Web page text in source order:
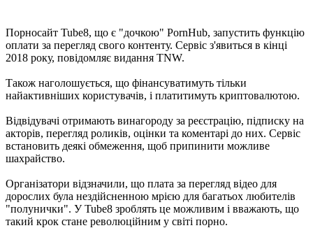
Порносайт Tube8, що є "дочкою" PornHub, запустить функцію
оплати за перегляд свого контенту. Сервіс з'явиться в кінці
2018 року, повідомляє видання TNW.
Також наголошується, що фінансуватимуть тільки
найактивніших користувачів, і платитимуть криптовалютою.
Відвідувачі отримають винагороду за реєстрацію, підписку на
акторів, перегляд роликів, оцінки та коментарі до них. Сервіс
встановить деякі обмеження, щоб припинити можливе
шахрайство.
Організатори відзначили, що плата за перегляд відео для
дорослих була нездійсненною мрією для багатьох любителів
"полунички". У Tube8 зроблять це можливим і вважають, що
такий крок стане революційним у світі порно.